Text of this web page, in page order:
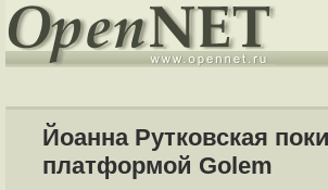
Йоанна Рутковская
платформой Golem